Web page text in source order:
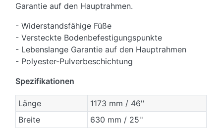
Garantie auf den Hauptrahmen.
- Widerstandsfähige Füße
- Versteckte Bodenbefestigungspunkte
- Lebenslange Garantie auf den Hauptrahmen
- Polyester-Pulverbeschichtung
Spezifikationen
Länge
1173 mm / 46''
Breite
630 mm / 25''